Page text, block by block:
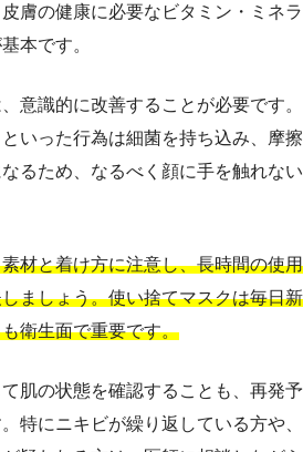
膚の健康に必要なビタミン・ミネラ
本です。
意識的に改善することが必要です。
いった行為は細菌を持ち込み、摩擦
るため、なるべく顔に手を触れない
材と着け方に注意し、長時間の使用
ましょう。使い捨てマスクは毎日新
衛生面で重要です。
肌の状態を確認することも、再発予
特にニキビが繰り返している方や、